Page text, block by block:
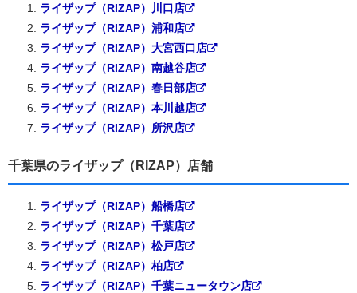
ライザップ（RIZAP）川口店
ライザップ（RIZAP）浦和店
ライザップ（RIZAP）大宮西口店
ライザップ（RIZAP）南越谷店
ライザップ（RIZAP）春日部店
ライザップ（RIZAP）本川越店
ライザップ（RIZAP）所沢店
千葉県のライザップ（RIZAP）店舗
ライザップ（RIZAP）船橋店
ライザップ（RIZAP）千葉店
ライザップ（RIZAP）松戸店
ライザップ（RIZAP）柏店
ライザップ（RIZAP）千葉ニュータウン店